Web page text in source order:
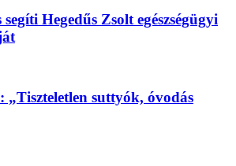
Hegedűs Zsolt egészségügyi
suttyók, óvodás